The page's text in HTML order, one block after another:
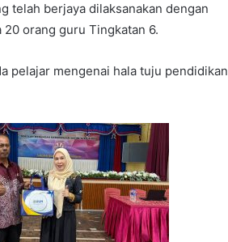
telah berjaya dilaksanakan dengan
orang guru Tingkatan 6.
pelajar mengenai hala tuju pendidikan